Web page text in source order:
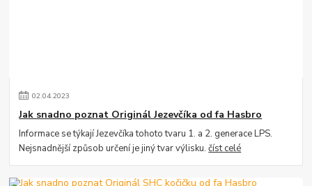
02.04.2023
Jak snadno poznat Originál Jezevčíka od fa Hasbro
Informace se týkají Jezevčíka tohoto tvaru 1. a 2. generace LPS.
Nejsnadnější způsob určení je jiný tvar výlisku.číst celé